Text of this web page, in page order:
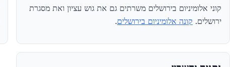
קוני אלומיניום בירושלים משרתים גם את גוש עציון ואת מסגרת
ירושלים. קונה אלומיניום בירושלים.